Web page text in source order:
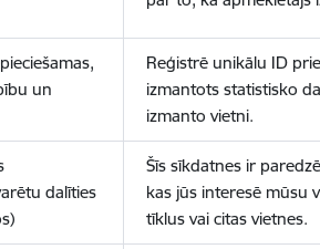
un
Reģistrē unikālu ID
izmantots statistisko
izmanto vietni.
dalīties
Šīs sīkdatnes ir
kas jūs interesē mūsu
tīklus vai citas vietnes.